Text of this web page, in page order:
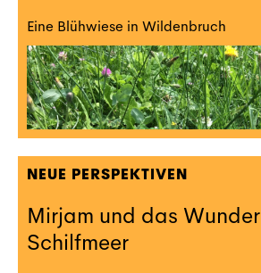
Eine Blühwiese in Wildenbruch
NEUE PERSPEKTIVEN
Mirjam und das
Schilfmeer